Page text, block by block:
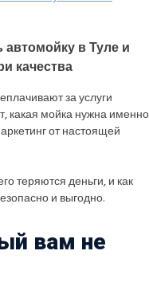
в Туле и
качества
за услуги
какая мойка нужна именно
от настоящей
теряются деньги, и как
и выгодно.
вам не